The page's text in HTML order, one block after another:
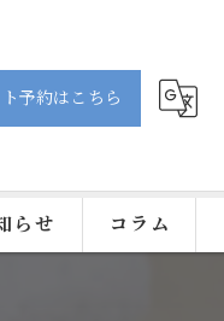
予約はこちら
らせ コラム